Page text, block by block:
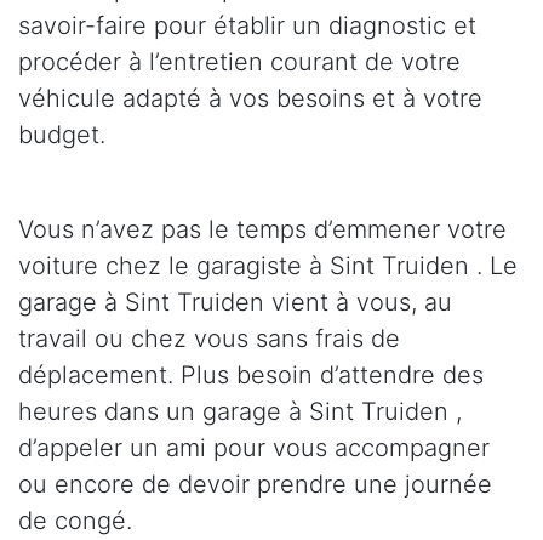
savoir-faire pour établir un diagnostic et
procéder à l’entretien courant de votre
véhicule adapté à vos besoins et à votre
budget.
Vous n’avez pas le temps d’emmener votre
voiture chez le garagiste à Sint Truiden . Le
garage à Sint Truiden vient à vous, au
travail ou chez vous sans frais de
déplacement. Plus besoin d’attendre des
heures dans un garage à Sint Truiden ,
d’appeler un ami pour vous accompagner
ou encore de devoir prendre une journée
de congé.